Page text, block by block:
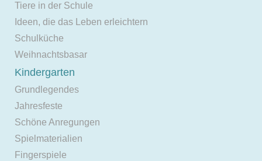
Tiere in der Schule
Ideen, die das Leben erleichtern
Schulküche
Weihnachtsbasar
Kindergarten
Grundlegendes
Jahresfeste
Schöne Anregungen
Spielmaterialien
Fingerspiele